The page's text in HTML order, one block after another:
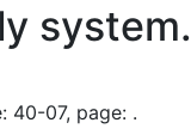
system.
40-07, page: .